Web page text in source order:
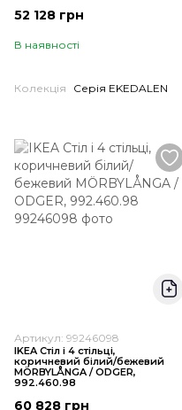
52 128 грн
В наявності
Колекція Серія EKEDALEN
Артикул: 99246098
IKEA Стіл і 4 стільці,
коричневий білий/бежевий
MÖRBYLÅNGA / ODGER,
992.460.98
60 828 грн